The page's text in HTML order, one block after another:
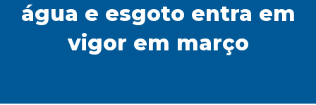
água e esgoto entra em
vigor em março